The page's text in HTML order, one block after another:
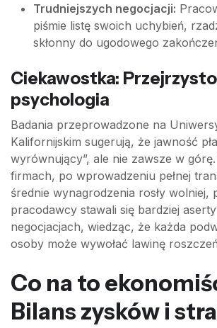
Trudniejszych negocjacji:
piśmie listę swoich uchybień,
skłonny do ugodowego
Ciekawostka:
psychologia
Badania przeprowadzone na
Kalifornijskim sugerują, że jawność
wyrównujący”, ale nie zawsze w
firmach, po wprowadzeniu pełnej
średnie wynagrodzenia rosły wolniej,
pracodawcy stawali się bardziej
negocjacjach, wiedząc, że każda
osoby może wywołać lawinę
Co na to
Bilans zysków i